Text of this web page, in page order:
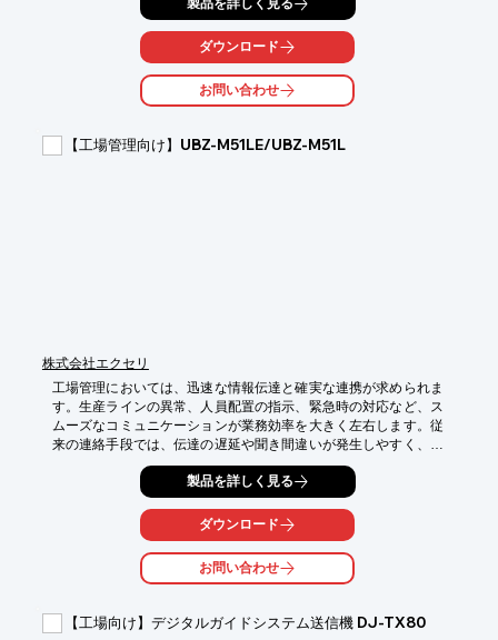
と、混信を回避するテレポート機能で、確実な情報伝達をサポー
【活用シーン】
・生産ラインの監視と指示
・在庫管理と人員配置
・品質管理と検査
製品を詳しく見る
ダウンロード
お問い合わせ
【工場管理向け】UBZ-M51LE/UBZ-M51L
株式会社エクセリ
工場管理においては、迅速な情報伝達と確実な連携が求められま
す。生産ラインの異常、人員配置の指示、緊急時の対応など、ス
ムーズなコミュニケーションが業務効率を大きく左右します。従
来の連絡手段では、伝達の遅延や聞き間違いが発生しやすく、業
務に支障をきたす可能性がありました。UBZ-M51LE/UBZ-M51L
は、クリアな音声で、工場内のコミュニケーションを円滑にし、
業務効率を向上させます。
【活用シーン】
・生産ラインの監視と指示
・在庫管理と人員配置
・品質管理における情報共有
・工場内巡回時の連絡
製品を詳しく見る
ダウンロード
お問い合わせ
【工場向け】デジタルガイドシステム送信機 DJ-TX80